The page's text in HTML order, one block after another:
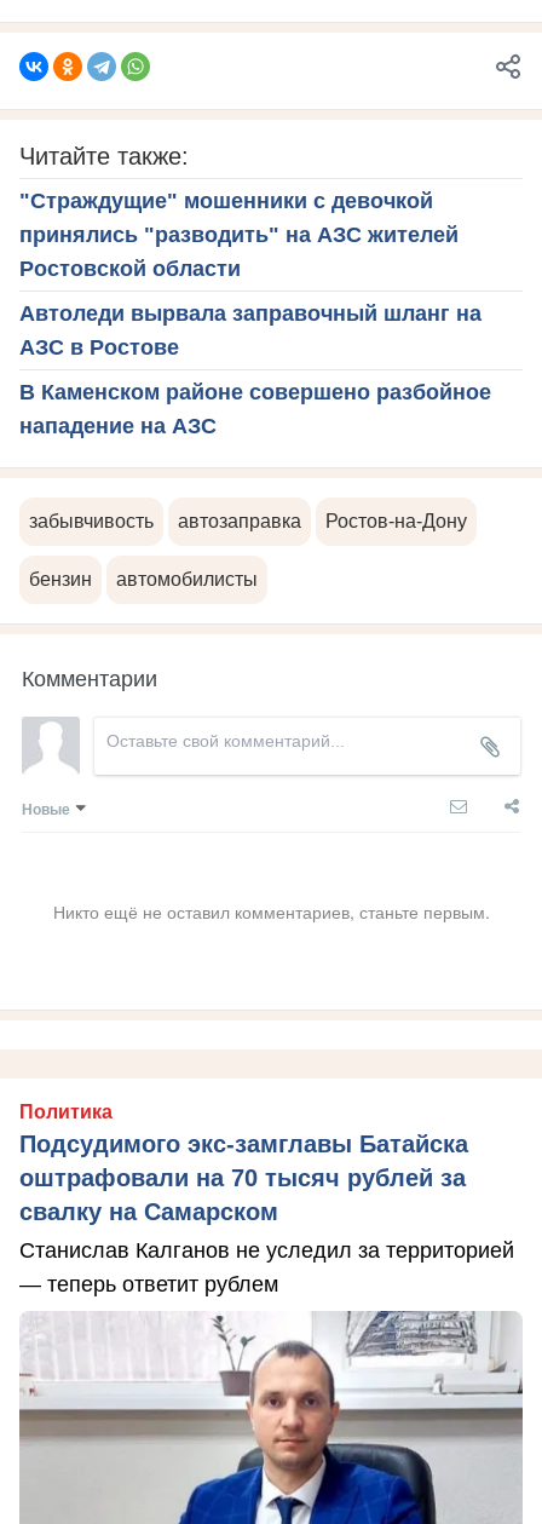
Читайте также:
"Страждущие" мошенники с девочкой
принялись "разводить" на АЗС жителей
Ростовской области
Автоледи вырвала заправочный шланг на
АЗС в Ростове
В Каменском районе совершено разбойное
нападение на АЗС
забывчивость автозаправка Ростов-на-Дону
бензин автомобилисты
Комментарии
Новые
Никто ещё не оставил комментариев, станьте первым.
Политика
Подсудимого экс-замглавы Батайска
оштрафовали на 70 тысяч рублей за
свалку на Самарском
Станислав Калганов не уследил за территорией
— теперь ответит рублем